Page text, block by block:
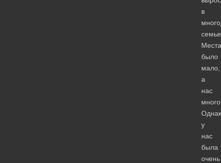
в
Места
было
мало,
а
нас
у
нас
была
очень